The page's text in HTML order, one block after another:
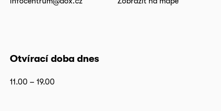
Otvírací doba dnes
11.00 – 19.00